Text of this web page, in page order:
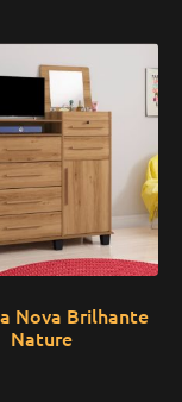
Nova Brilhante
Nature